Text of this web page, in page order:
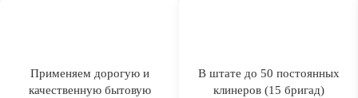
Применяем дорогую и
качественную бытовую
В штате до 50 постоянных
клинеров (15 бригад)